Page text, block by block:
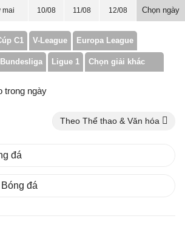
mai 10/08 11/08 12/08 Chọn ngày
C1 V-League Europa League
Bundesliga Ligue 1 Chọn giải khác
trong ngày
Theo Thể thao & Văn hóa
đá
đá